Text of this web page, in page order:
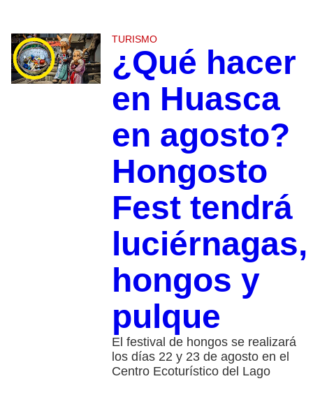
TURISMO
¿Qué hacer
en Huasca
en agosto?
Hongosto
Fest tendrá
luciérnagas,
hongos y
pulque
El festival de hongos se realizará
los días 22 y 23 de agosto en el
Centro Ecoturístico del Lago